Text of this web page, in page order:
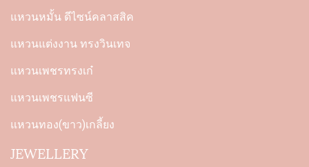
แหวนหมั้น ดีไซน์คลาสสิค
แหวนแต่งงาน ทรงวินเทจ
แหวนเพชรทรงเก๋
แหวนเพชรแฟนซี
แหวนทอง(ขาว)เกลี้ยง
JEWELLERY